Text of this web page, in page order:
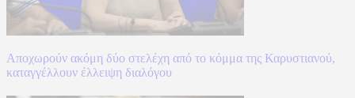
Αποχωρούν ακόμη δύο στελέχη από το κόμμα της Καρυστιανού,
καταγγέλλουν έλλειψη διαλόγου